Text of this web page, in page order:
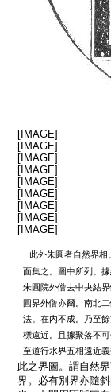
[IMAGE]
[IMAGE]
[IMAGE]
[IMAGE]
[IMAGE]
[IMAGE]
[IMAGE]
[IMAGE]
[IMAGE]
此外朱圓者自然界
面集之。圖中所列。
朱圓院外僧去中央結
圓界外僧亦爾。南北
法。在内不成。乃至
標遠近。且據聚落不
至道行水界五相遠近
此之界圖。謂自然
界。必有別界亦隨